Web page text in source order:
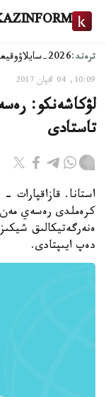
ترەند:2026-سايلاۋ
10:09, 04 اقپان 2017
لۋكاشەنكو:
تاستادى
استانا. قازاقپارات
كرەملدى رەسەي
ەنەرگەتيكالىق
دەپ ايىپتادى.